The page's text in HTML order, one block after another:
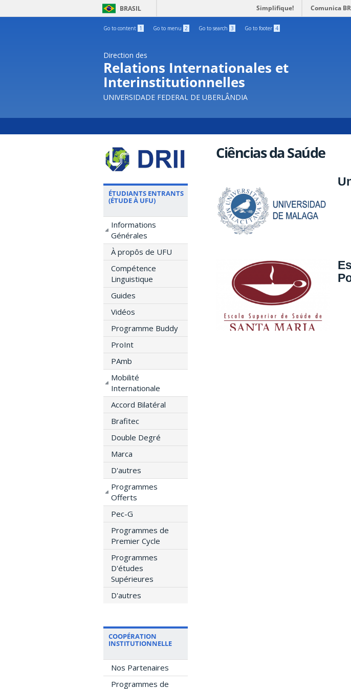
BRASIL Simplifique! Comunica BR
Go to content 1 Go to menu 2 Go to search 3 Go to footer 4
Direction des
Relations Internationales et
Interinstitutionnelles
UNIVERSIDADE FEDERAL DE UBERLÂNDIA
ÉTUDIANTS ENTRANTS
(ÉTUDE À UFU)
Informations
Générales
À propôs de UFU
Compétence
Linguistique
Guides
Vidéos
Programme Buddy
ProInt
PAmb
Mobilité
Internationale
Accord Bilatéral
Brafitec
Double Degré
Marca
D'autres
Programmes
Offerts
Pec-G
Programmes de
Premier Cycle
Programmes
D'études
Supérieures
D'autres
COOPÉRATION
INSTITUTIONNELLE
Nos Partenaires
Programmes de
Ciências da Saúde